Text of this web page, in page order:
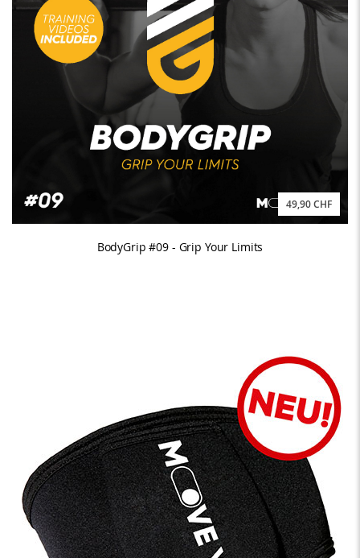
49,90 CHF
BodyGrip #09 - Grip Your Limits